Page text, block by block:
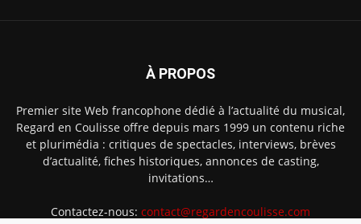
À PROPOS
Premier site Web francophone dédié à l’actualité du musical,
Regard en Coulisse offre depuis mars 1999 un contenu riche
et plurimédia : critiques de spectacles, interviews, brèves
d’actualité, fiches historiques, annonces de casting,
invitations…
Contactez-nous: contact@regardencoulisse.com